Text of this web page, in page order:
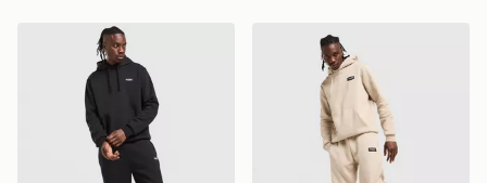
McKenzie Rocco Tracksuit McKenzie Rocco Tracksuit